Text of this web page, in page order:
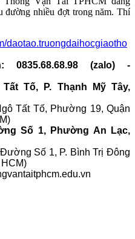
nhiều đợt trong năm. Thí
daotao.truongdaihocgiaotho
(zalo) -
Tố, P. Thạnh Mỹ Tây,
Tất Tố, Phường 19, Quận
Số 1, Phường An Lạc,
Số 1, P. Bình Trị Đông
HCM)